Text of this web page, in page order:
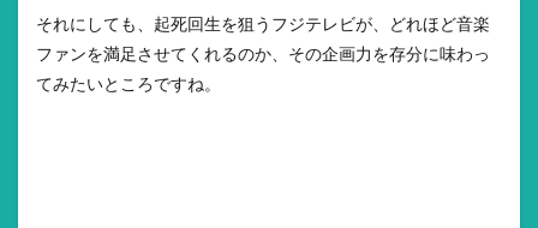
それにしても、起死回生を狙うフジテレビが、どれほど音楽
ファンを満足させてくれるのか、その企画力を存分に味わっ
てみたいところですね。